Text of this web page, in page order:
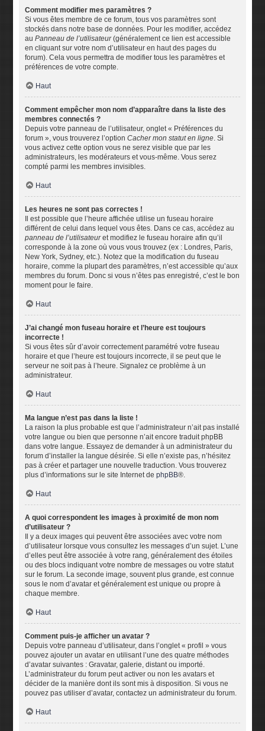
Comment modifier mes paramètres ?
Si vous êtes membre de ce forum, tous vos paramètres sont
stockés dans notre base de données. Pour les modifier, accédez
auPanneau de l’utilisateur(généralement ce lien est accessible
en cliquant sur votre nom d’utilisateur en haut des pages du
forum). Cela vous permettra de modifier tous les paramètres et
préférences de votre compte.
Haut
Comment empêcher mon nom d’apparaître dans la liste des
membres connectés ?
Depuis votre panneau de l’utilisateur, onglet « Préférences du
forum », vous trouverez l’optionCacher mon statut en ligne. Si
vous activez cette option vous ne serez visible que par les
administrateurs, les modérateurs et vous-même. Vous serez
compté parmi les membres invisibles.
Haut
Les heures ne sont pas correctes !
Il est possible que l’heure affichée utilise un fuseau horaire
différent de celui dans lequel vous êtes. Dans ce cas, accédez au
panneau de l’utilisateuret modifiez le fuseau horaire afin qu’il
corresponde à la zone où vous vous trouvez (ex : Londres, Paris,
New York, Sydney, etc.). Notez que la modification du fuseau
horaire, comme la plupart des paramètres, n’est accessible qu’aux
membres du forum. Donc si vous n’êtes pas enregistré, c’est le bon
moment pour le faire.
Haut
J’ai changé mon fuseau horaire et l’heure est toujours
incorrecte !
Si vous êtes sûr d’avoir correctement paramétré votre fuseau
horaire et que l’heure est toujours incorrecte, il se peut que le
serveur ne soit pas à l’heure. Signalez ce problème à un
administrateur.
Haut
Ma langue n’est pas dans la liste !
La raison la plus probable est que l’administrateur n’ait pas installé
votre langue ou bien que personne n’ait encore traduit phpBB
dans votre langue. Essayez de demander à un administrateur du
forum d’installer la langue désirée. Si elle n’existe pas, n’hésitez
pas à créer et partager une nouvelle traduction. Vous trouverez
plus d’informations sur le site Internet dephpBB®.
Haut
A quoi correspondent les images à proximité de mon nom
d’utilisateur ?
Il y a deux images qui peuvent être associées avec votre nom
d’utilisateur lorsque vous consultez les messages d’un sujet. L’une
d’elles peut être associée à votre rang, généralement des étoiles
ou des blocs indiquant votre nombre de messages ou votre statut
sur le forum. La seconde image, souvent plus grande, est connue
sous le nom d’avatar et généralement est unique ou propre à
chaque membre.
Haut
Comment puis-je afficher un avatar ?
Depuis votre panneau d’utilisateur, dans l’onglet « profil » vous
pouvez ajouter un avatar en utilisant l’une des quatre méthodes
d’avatar suivantes : Gravatar, galerie, distant ou importé.
L’administrateur du forum peut activer ou non les avatars et
décider de la manière dont ils sont mis à disposition. Si vous ne
pouvez pas utiliser d’avatar, contactez un administrateur du forum.
Haut